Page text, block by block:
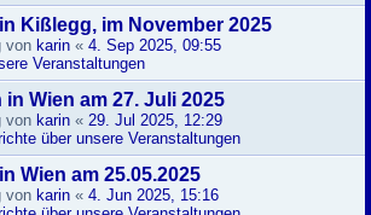
Kißlegg, im November 2025
von karin « 4. Sep 2025, 09:55
Veranstaltungen
in Wien am 27. Juli 2025
von karin « 29. Jul 2025, 12:29
über unsere Veranstaltungen
Wien am 25.05.2025
von karin « 4. Jun 2025, 15:16